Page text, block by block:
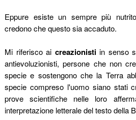
Eppure esiste un sempre più
credono che questo sia accaduto.
Mi riferisco ai creazionistiin senso
antievoluzionisti, persone che non
specie e sostengono che la Terra
specie compreso l'uomo siano stati
prove scientifiche nelle loro
interpretazione letterale del testo della